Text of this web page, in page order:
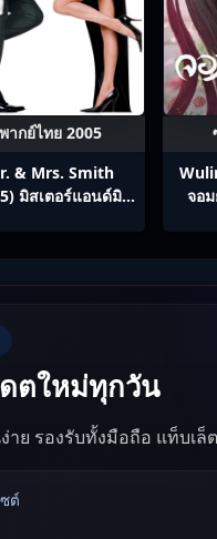
พากย์ไทย 2005
& Mrs. Smith
มิสเตอร์แอนด์มิส
จอ
ตใหม่ทุกวัน
ย รองรับทั้งมือถือ แท็บเล็
ต์